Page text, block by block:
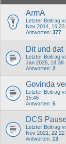
ArmA
Letzter Beitrag
Nov 2014, 16:23
Antworten: 377
Dit und dat
Letzter Beitrag
Jan 2025, 18:38
Antworten: 2
Govinda
Letzter Beitrag
15:46
Antworten: 5
DCS
Letzter Beitrag
Nov 2021, 22:22
Antworten: 13